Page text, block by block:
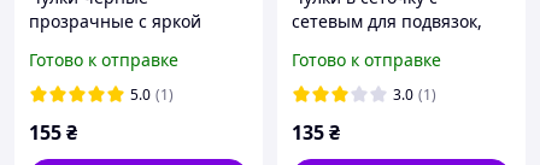
прозрачные с яркой
полоской универсальный
размер эротическое
Готово к отправке
5.0 (1)
155₴
сетевым для подвязок,
Готово к отправке
3.0 (1)
135₴